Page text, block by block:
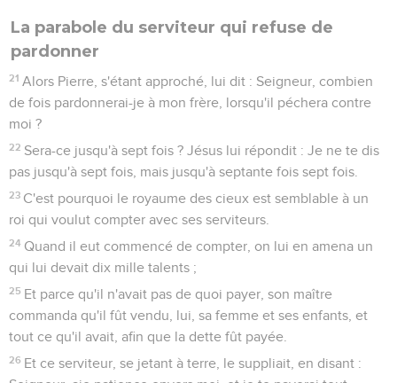
La parabole du serviteur qui refuse de
pardonner
21 Alors Pierre, s'étant approché, lui dit : Seigneur, combien
de fois pardonnerai-je à mon frère, lorsqu'il péchera contre
moi ?
22 Sera-ce jusqu'à sept fois ? Jésus lui répondit : Je ne te dis
pas jusqu'à sept fois, mais jusqu'à septante fois sept fois.
23 C'est pourquoi le royaume des cieux est semblable à un
roi qui voulut compter avec ses serviteurs.
24 Quand il eut commencé de compter, on lui en amena un
qui lui devait dix mille talents ;
25 Et parce qu'il n'avait pas de quoi payer, son maître
commanda qu'il fût vendu, lui, sa femme et ses enfants, et
tout ce qu'il avait, afin que la dette fût payée.
26 Et ce serviteur, se jetant à terre, le suppliait, en disant :